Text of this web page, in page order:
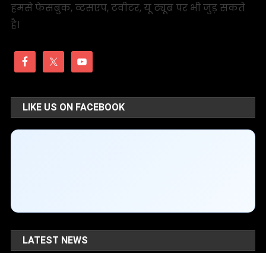
हमसे फेसबुक, व्टसएप, टवीटर, यू ट्यूब पर भी जुड़ सकते
है।
LIKE US ON FACEBOOK
LATEST NEWS